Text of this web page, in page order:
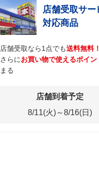
店舗受取サー
対応商品
店舗受取なら1点でも送料無料！
さらにお買い物で使えるポイン
まる
店舗到着予定
8/11(火)～8/16(日)